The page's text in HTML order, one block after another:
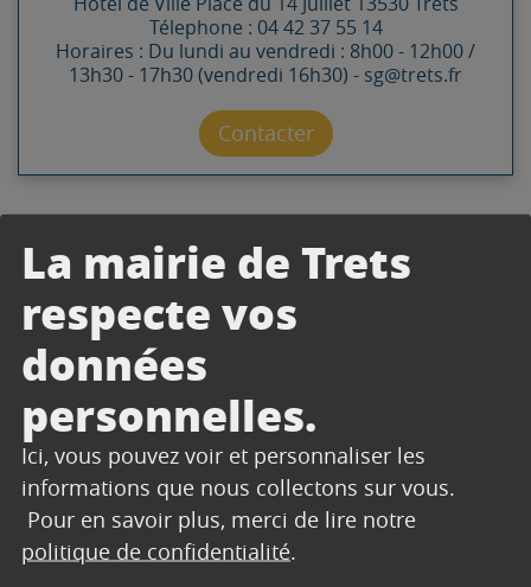
La mairie de Trets
respecte vos
données
personnelles.
Ici, vous pouvez voir et personnaliser les
informations que nous collectons sur vous.
Pour en savoir plus, merci de lire notre
politique de confidentialité.
Télephone : 04 42 37 55 14
Horaires : Du lundi au vendredi : 8h00 - 12h00 /
13h30 - 17h30 (vendredi 16h30) - sg@trets.fr
Contacter par mail
Contacter
DOCUMENTS